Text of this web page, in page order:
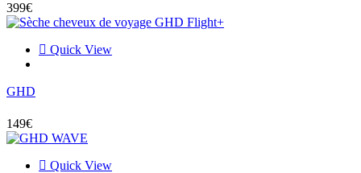
Les
399€
Quick View
GHD
149€
Quick View